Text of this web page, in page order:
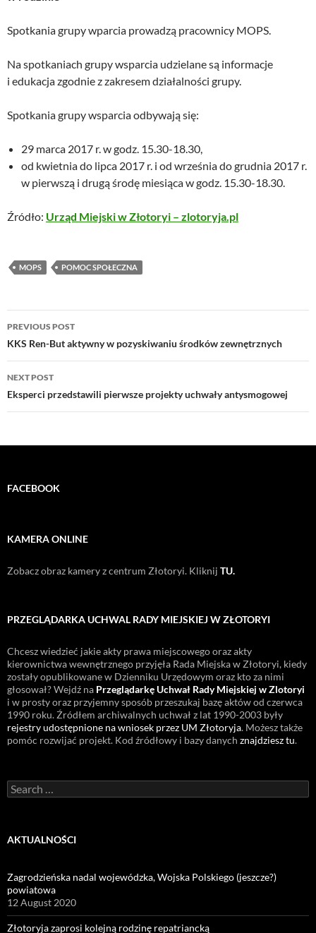
Spotkania grupy wparcia prowadzą pracownicy MOPS.
Na spotkaniach grupy wsparcia udzielane są informacje
i edukacja zgodnie z zakresem działalności grupy.
Spotkania grupy wsparcia odbywają się:
29 marca 2017 r. w godz. 15.30-18.30,
od kwietnia do lipca 2017 r. i od września do grudnia 2017 r.
w pierwszą i drugą środę miesiąca w godz. 15.30-18.30.
Źródło: Urząd Miejski w Złotoryi – zlotoryja.pl
MOPS POMOC SPOŁECZNA
Post
navigation
PREVIOUS POST
KKS Ren-But aktywny w pozyskiwaniu środków zewnętrznych
NEXT POST
Eksperci przedstawili pierwsze projekty uchwały antysmogowej
FACEBOOK
KAMERA ONLINE
Zobacz obraz kamery z centrum Złotoryi. Kliknij TU.
PRZEGLĄDARKA UCHWAL RADY MIEJSKIEJ W ZŁOTORYI
Chcesz wiedzieć jakie akty prawa miejscowego oraz akty
kierownictwa wewnętrznego przyjęła Rada Miejska w Złotoryi, kiedy
zostały opublikowane w Dzienniku Urzędowym oraz kto za nimi
głosował? Wejdź na Przeglądarkę Uchwał Rady Miejskiej w Zlotoryi
i w prosty oraz przyjemny sposób przeszukaj bazę aktów od czerwca
1990 roku. Źródłem archiwalnych uchwał z lat 1990-2003 były
rejestry udostępnione na wniosek przez UM Złotoryja. Możesz także
pomóc rozwijać projekt. Kod źródłowy i bazy danych znajdziesz tu.
Search
for:
AKTUALNOŚCI
Zagrodzieńska nadal wojewódzka, Wojska Polskiego (jeszcze?)
powiatowa
12 August 2020
Złotoryja zaprosi kolejną rodzinę repatriancką